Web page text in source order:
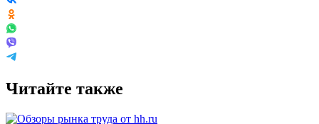
Читайте также